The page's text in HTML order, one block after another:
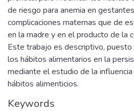
de riesgo para anemia en
complicaciones maternas que de
en la madre y en el producto de la
Este trabajo es descriptivo,
los hábitos alimentarios en la
mediante el estudio de la
hábitos alimenticios.
Keywords